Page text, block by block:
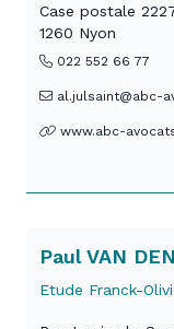
Case postale
1260 Nyon
022 552 66 77
al.julsaint@abc-
www.abc-
Paul VAN
Etude Franck-